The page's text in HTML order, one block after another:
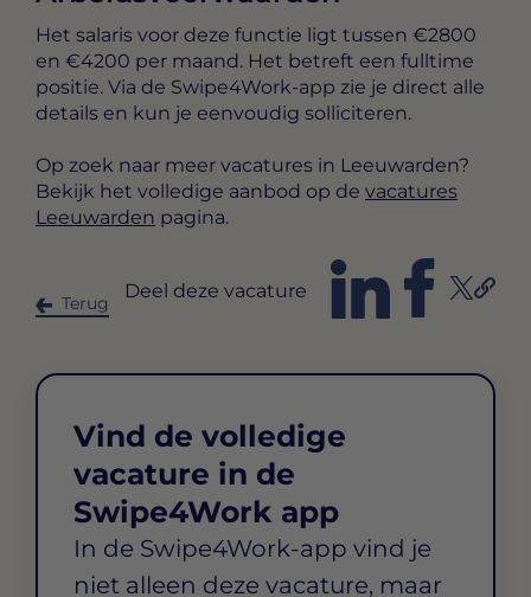
Het salaris voor deze functie ligt tussen €2800
en €4200 per maand. Het betreft een fulltime
positie. Via de Swipe4Work-app zie je direct alle
details en kun je eenvoudig solliciteren.
Op zoek naar meer vacatures in Leeuwarden?
Bekijk het volledige aanbod op de vacatures
Leeuwarden pagina.
Terug
Deel deze vacature
Vind de volledige
vacature in de
Swipe4Work app
In de Swipe4Work-app vind je
niet alleen deze vacature, maar